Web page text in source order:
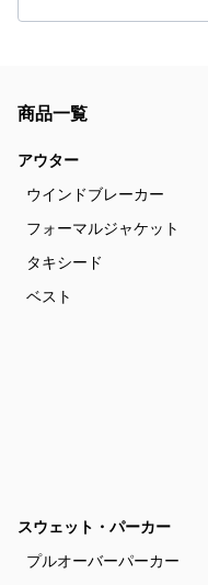
商品一覧
アウター
ウインドブレーカー
フォーマルジャケット
タキシード
ベスト
スウェット・パーカー
プルオーバーパーカー